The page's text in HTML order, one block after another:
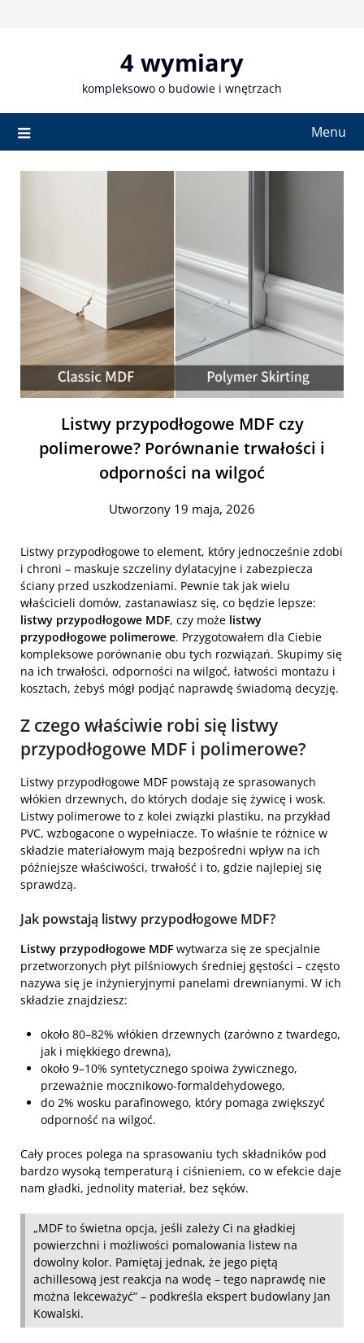
4 wymiary
kompleksowo o budowie i wnętrzach
Menu
Listwy przypodłogowe MDF czy
polimerowe? Porównanie trwałości i
odporności na wilgoć
Utworzony 19 maja, 2026
Listwy przypodłogowe to element, który jednocześnie zdobi
i chroni – maskuje szczeliny dylatacyjne i zabezpiecza
ściany przed uszkodzeniami. Pewnie tak jak wielu
właścicieli domów, zastanawiasz się, co będzie lepsze:
listwy przypodłogowe MDF, czy może listwy
przypodłogowe polimerowe. Przygotowałem dla Ciebie
kompleksowe porównanie obu tych rozwiązań. Skupimy się
na ich trwałości, odporności na wilgoć, łatwości montażu i
kosztach, żebyś mógł podjąć naprawdę świadomą decyzję.
Z czego właściwie robi się listwy
przypodłogowe MDF i polimerowe?
Listwy przypodłogowe MDF powstają ze sprasowanych
włókien drzewnych, do których dodaje się żywicę i wosk.
Listwy polimerowe to z kolei związki plastiku, na przykład
PVC, wzbogacone o wypełniacze. To właśnie te różnice w
składzie materiałowym mają bezpośredni wpływ na ich
późniejsze właściwości, trwałość i to, gdzie najlepiej się
sprawdzą.
Jak powstają listwy przypodłogowe MDF?
Listwy przypodłogowe MDF wytwarza się ze specjalnie
przetworzonych płyt pilśniowych średniej gęstości – często
nazywa się je inżynieryjnymi panelami drewnianymi. W ich
składzie znajdziesz:
około 80–82% włókien drzewnych (zarówno z twardego,
jak i miękkiego drewna),
około 9–10% syntetycznego spoiwa żywicznego,
przeważnie mocznikowo-formaldehydowego,
do 2% wosku parafinowego, który pomaga zwiększyć
odporność na wilgoć.
Cały proces polega na sprasowaniu tych składników pod
bardzo wysoką temperaturą i ciśnieniem, co w efekcie daje
nam gładki, jednolity materiał, bez sęków.
„MDF to świetna opcja, jeśli zależy Ci na gładkiej
powierzchni i możliwości pomalowania listew na
dowolny kolor. Pamiętaj jednak, że jego piętą
achillesową jest reakcja na wodę – tego naprawdę nie
można lekceważyć” – podkreśla ekspert budowlany Jan
Kowalski.